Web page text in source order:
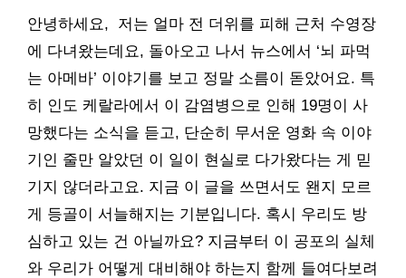
안녕하세요, 저는 얼마 전 더위를 피해 근처 수영장
에 다녀왔는데요, 돌아오고 나서 뉴스에서 ‘뇌 파먹
는 아메바’ 이야기를 보고 정말 소름이 돋았어요. 특
히 인도 케랄라에서 이 감염병으로 인해 19명이 사
망했다는 소식을 듣고, 단순히 무서운 영화 속 이야
기인 줄만 알았던 이 일이 현실로 다가왔다는 게 믿
기지 않더라고요. 지금 이 글을 쓰면서도 왠지 모르
게 등골이 서늘해지는 기분입니다. 혹시 우리도 방
심하고 있는 건 아닐까요? 지금부터 이 공포의 실체
와 우리가 어떻게 대비해야 하는지 함께 들여다보려